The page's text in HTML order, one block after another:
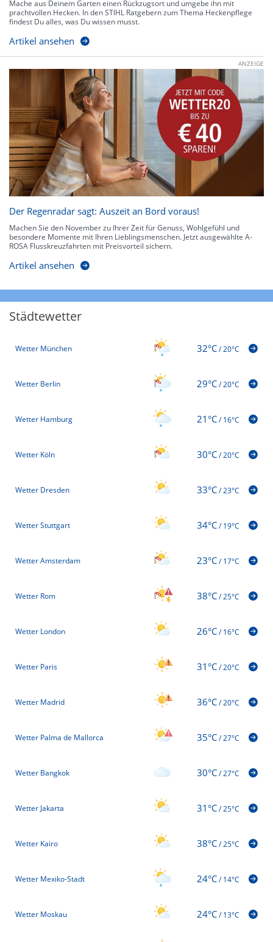
Mache aus Deinem Garten einen Rückzugsort und umgebe ihn mit
prachtvollen Hecken. In den STIHL Ratgebern zum Thema Heckenpflege
findest Du alles, was Du wissen musst.
Artikel ansehen
ANZEIGE
Der Regenradar sagt: Auszeit an Bord voraus!
Machen Sie den November zu Ihrer Zeit für Genuss, Wohlgefühl und
besondere Momente mit Ihren Lieblingsmenschen. Jetzt ausgewählte A-
ROSA Flusskreuzfahrten mit Preisvorteil sichern.
Artikel ansehen
Städtewetter
Wetter München 32°C/20°C
Wetter Berlin 29°C/20°C
Wetter Hamburg 21°C/16°C
Wetter Köln 30°C/20°C
Wetter Dresden 33°C/23°C
Wetter Stuttgart 34°C/19°C
Wetter Amsterdam 23°C/17°C
Wetter Rom 38°C/25°C
Wetter London 26°C/16°C
Wetter Paris 31°C/20°C
Wetter Madrid 36°C/20°C
Wetter Palma de Mallorca 35°C/27°C
Wetter Bangkok 30°C/27°C
Wetter Jakarta 31°C/25°C
Wetter Kairo 38°C/25°C
Wetter Mexiko-Stadt 24°C/14°C
Wetter Moskau 24°C/13°C